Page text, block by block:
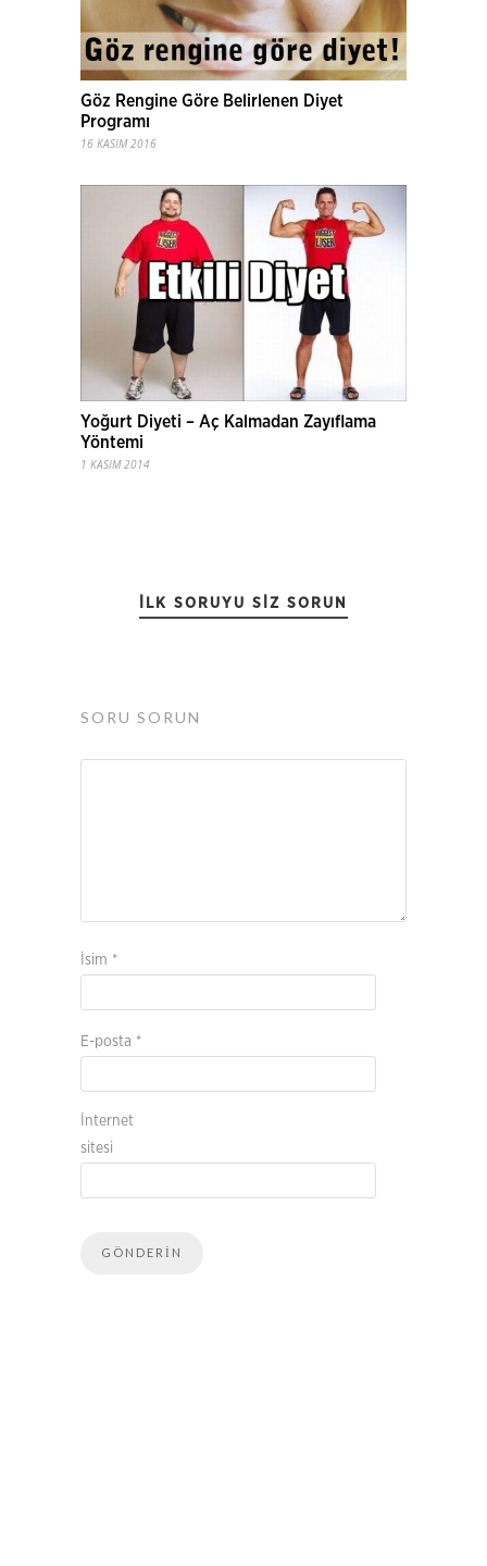
Göz Rengine Göre Belirlenen Diyet
Programı
16 KASIM 2016
Yoğurt Diyeti – Aç Kalmadan Zayıflama
Yöntemi
1 KASIM 2014
İLK SORUYU SIZ SORUN
SORU SORUN
İsim *
E-posta *
İnternet
sitesi